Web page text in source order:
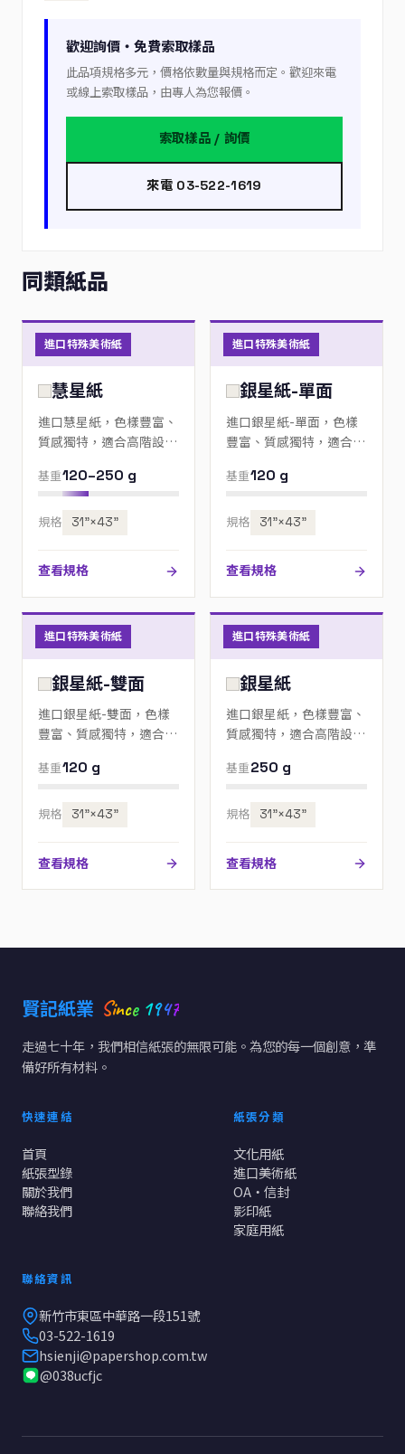
歡迎詢價・免費索取樣品
此品項規格多元，價格依數量與規格而定。歡迎來電
或線上索取樣品，由專人為您報價。
索取樣品 / 詢價
來電 03-522-1619
同類紙品
進口特殊美術紙
慧星紙
進口慧星紙，色樣豐富、
質感獨特，適合高階設
來電指定色號。
基重120–250 g
規格 31”×43”
查看規格
進口特殊美術紙
銀星紙-單面
進口銀星紙-單面，色樣
豐富、質感獨特，適合高
歡迎來電指定色號。
基重120 g
規格 31”×43”
查看規格
進口特殊美術紙
銀星紙-雙面
進口銀星紙-雙面，色樣
豐富、質感獨特，適合高
歡迎來電指定色號。
基重120 g
規格 31”×43”
查看規格
進口特殊美術紙
銀星紙
進口銀星紙，色樣豐富、
質感獨特，適合高階設
來電指定色號。
基重250 g
規格 31”×43”
查看規格
賢記紙業 Since 1947
走過七十年，我們相信紙張的無限可能。為您的每一個創意，準
備好所有材料。
快速連結
首頁
紙張型錄
關於我們
聯絡我們
紙張分類
文化用紙
進口美術紙
OA・信封
影印紙
家庭用紙
聯絡資訊
新竹市東區中華路一段151號
03-522-1619
hsienji@papershop.com.tw
@038ucfjc